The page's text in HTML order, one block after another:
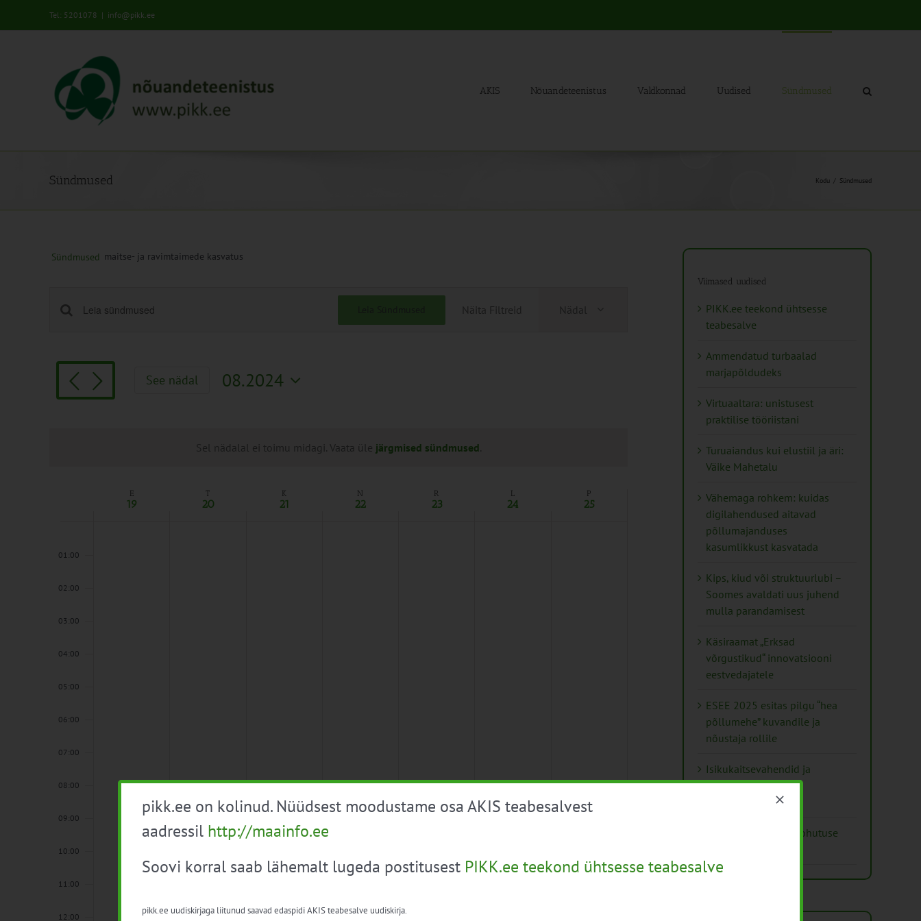
Tel: 5201078 | info@pikk.ee
AKIS Nõuandeteenistus Valdkonnad Uudised Sündmused
Sündmused Kodu Sündmused
Sel nädalal ei toimu midagi. Vaata üle järgmised sündmused
Sündmused maitse- ja ravimtaimede kasvatus
Sündmused
Views
Navigation
Enter
for
Sündmused
by
Näita Filtreid
Views
Nädal
See nädal
08.2024
E
19
T
20
K
21
N
22
R
23
L
24
P
25
01:00
02:00
03:00
04:00
05:00
06:00
07:00
08:00
09:00
10:00
11:00
12:00
Viimased uudised
PIKK.ee teekond ühtsesse
teabesalve
Ammendatud turbaalad
marjapõldudeks
Virtuaaltara: unistusest
praktilise tööriistani
Turuaiandus kui elustiil ja äri:
Väike Mahetalu
Vähemaga rohkem: kuidas
digilahendused aitavad
põllumajanduses
kasumlikkust kasvatada
Kips, kiud või struktuurlubi –
Soomes avaldati uus juhend
mulla parandamisest
Käsiraamat „Erksad
võrgustikud“ innovatsiooni
eestvedajatele
ESEE 2025 esitas pilgu “hea
põllumehe” kuvandile ja
nõustaja rollile
Isikukaitsevahendid ja
ohutusnõuded
taimekaitsetöödel
Mida näitavad toiduohutuse
pikk.ee on kolinud. Nüüdsest moodustame osa AKIS teabesalvest
aadressil http://maainfo.ee
Soovi korral saab lähemalt lugeda postitusest PIKK.ee teekond ühtsesse teabesalve
pikk.ee uudiskirjaga liitunud saavad edaspidi AKIS teabesalve uudiskirja.